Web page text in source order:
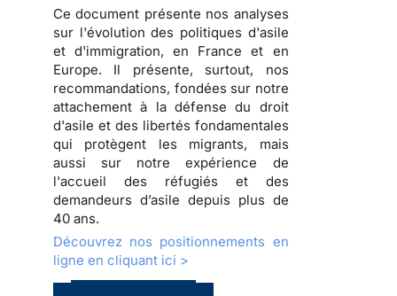
Ce document présente nos analyses
sur l'évolution des politiques d'asile
et d'immigration, en France et en
Europe. Il présente, surtout, nos
recommandations, fondées sur notre
attachement à la défense du droit
d'asile et des libertés fondamentales
qui protègent les migrants, mais
aussi sur notre expérience de
l'accueil des réfugiés et des
demandeurs d’asile depuis plus de
40 ans.
Découvrez nos positionnements en
ligne en cliquant ici >